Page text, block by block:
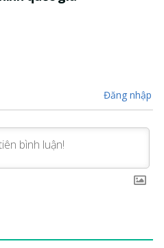
Đăng nhập